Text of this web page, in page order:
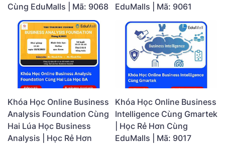
Cùng EduMalls | Mã: 9068
EduMalls | Mã: 9061
Khóa Học Online Business
Analysis Foundation Cùng
Hai Lúa Học Business
Analysis | Học Rẻ Hơn
Khóa Học Online Business
Intelligence Cùng Gmartek
| Học Rẻ Hơn Cùng
EduMalls | Mã: 9017